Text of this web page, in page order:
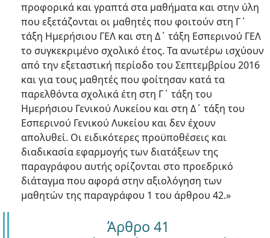
προφορικά και γραπτά στα μαθήματα και στην ύλη
που εξετάζονται οι μαθητές που φοιτούν στη Γ΄
τάξη Ημερήσιου ΓΕΛ και στη Δ΄ τάξη Εσπερινού ΓΕΛ
το συγκεκριμένο σχολικό έτος. Τα ανωτέρω ισχύουν
από την εξεταστική περίοδο του Σεπτεμβρίου 2016
και για τους μαθητές που φοίτησαν κατά τα
παρελθόντα σχολικά έτη στη Γ΄ τάξη του
Ημερήσιου Γενικού Λυκείου και στη Δ΄ τάξη του
Εσπερινού Γενικού Λυκείου και δεν έχουν
απολυθεί. Οι ειδικότερες προϋποθέσεις και
διαδικασία εφαρμογής των διατάξεων της
παραγράφου αυτής ορίζονται στο προεδρικό
διάταγμα που αφορά στην αξιολόγηση των
μαθητών της παραγράφου 1 του άρθρου 42.»
Άρθρο 41